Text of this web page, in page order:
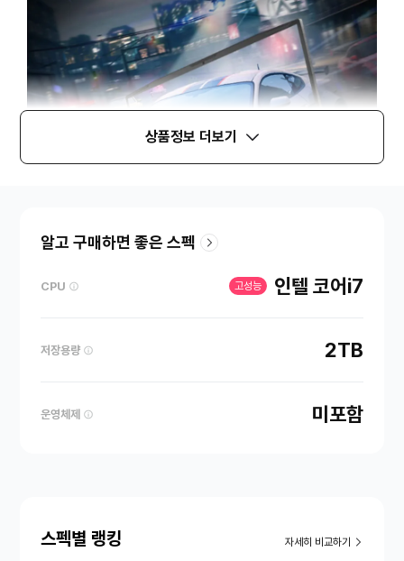
상품정보 더보기
알고 구매하면 좋은 스펙
CPU 고성능 인텔 코어i7
저장용량 2TB
운영체제 미포함
스펙별 랭킹 자세히 비교하기